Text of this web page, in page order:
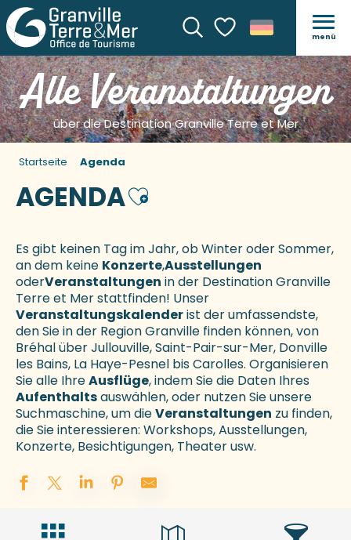
SucheVoir les favoris
menü
Alle Veranstaltungen
über die Destination Granville Terre et Mer
Startseite Agenda
AGENDAAjouter aux favoris
Es gibt keinen Tag im Jahr, ob Winter oder Sommer,
an dem keine Konzerte,Ausstellungen
oderVeranstaltungen in der Destination Granville
Terre et Mer stattfinden! Unser
Veranstaltungskalenderist der umfassendste,
den Sie in der Region Granville finden können, von
Bréhal über Jullouville, Saint-Pair-sur-Mer, Donville
les Bains, La Haye-Pesnel bis Carolles. Organisieren
Sie alle IhreAusflüge, indem Sie die Daten Ihres
Aufenthaltsauswählen, oder nutzen Sie unsere
Suchmaschine, um dieVeranstaltungen zu finden,
die Sie interessieren: Workshops, Ausstellungen,
Konzerte, Besichtigungen, Theater usw.